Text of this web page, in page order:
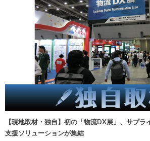
【現地取材・独自】初の「物流DX展」、サプ
支援ソリューションが集結